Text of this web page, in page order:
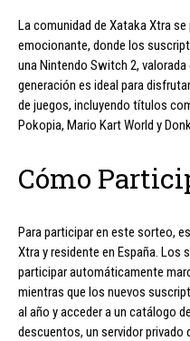
La comunidad de Xataka Xtra
emocionante, donde los
una Nintendo Switch 2,
generación es ideal para
de juegos, incluyendo títulos
Pokopia, Mario Kart World y
Cómo
Para participar en este sorteo,
Xtra y residente en España. Los
participar automáticamente
mientras que los nuevos
al año y acceder a un catálogo
descuentos, un servidor privado